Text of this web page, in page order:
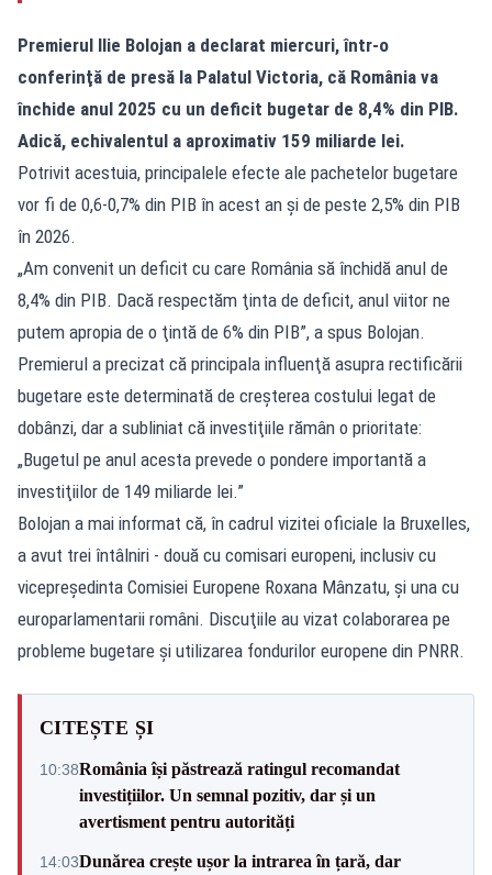
Premierul Ilie Bolojan a declarat miercuri, într-o
conferinţă de presă la Palatul Victoria, că România va
închide anul 2025 cu un deficit bugetar de 8,4% din PIB.
Adică, echivalentul a aproximativ 159 miliarde lei.
Potrivit acestuia, principalele efecte ale pachetelor bugetare
vor fi de 0,6-0,7% din PIB în acest an şi de peste 2,5% din PIB
în 2026.
„Am convenit un deficit cu care România să închidă anul de
8,4% din PIB. Dacă respectăm ţinta de deficit, anul viitor ne
putem apropia de o ţintă de 6% din PIB”, a spus Bolojan.
Premierul a precizat că principala influenţă asupra rectificării
bugetare este determinată de creşterea costului legat de
dobânzi, dar a subliniat că investiţiile rămân o prioritate:
„Bugetul pe anul acesta prevede o pondere importantă a
investiţiilor de 149 miliarde lei.”
Bolojan a mai informat că, în cadrul vizitei oficiale la Bruxelles,
a avut trei întâlniri - două cu comisari europeni, inclusiv cu
vicepreşedinta Comisiei Europene Roxana Mânzatu, şi una cu
europarlamentarii români. Discuţiile au vizat colaborarea pe
probleme bugetare şi utilizarea fondurilor europene din PNRR.
CITEȘTE ȘI
10:38România își păstrează ratingul recomandat
investițiilor. Un semnal pozitiv, dar și un
avertisment pentru autorități
14:03Dunărea crește ușor la intrarea în țară, dar